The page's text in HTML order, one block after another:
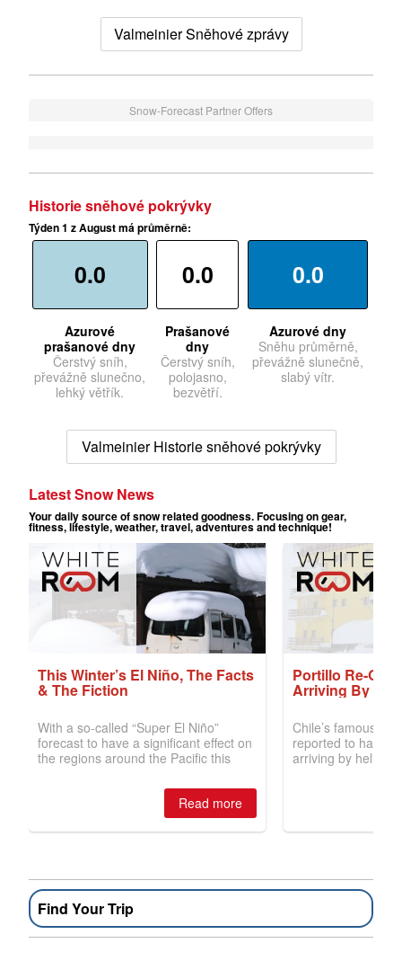
Valmeinier Sněhové zprávy
Snow-Forecast Partner Offers
Historie sněhové pokrývky
Týden 1 z August má průměrně:
0.0
Azurové
prašanové dny
Čerstvý sníh,
převážně slunečno,
lehký větřík.
0.0
Prašanové
dny
Čerstvý sníh,
polojasno,
bezvětří.
0.0
Azurové dny
Sněhu průměrně,
převážně slunečně,
slabý vítr.
Valmeinier Historie sněhové pokrývky
Find Your Trip